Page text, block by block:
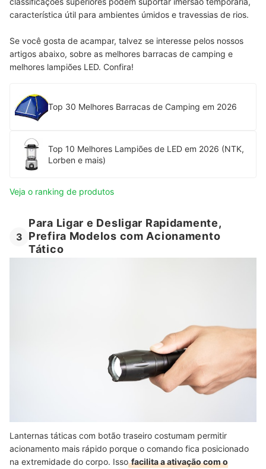
característica útil para ambientes úmidos e travessias de rios.
Se você gosta de acampar, talvez se interesse pelos nossos
artigos abaixo, sobre as melhores barracas de camping e
melhores lampiões LED. Confira!
Top 30 Melhores Barracas de Camping em 2026
Top 10 Melhores Lampiões de LED em 2026 (NTK,
Lorben e mais)
Veja o ranking de produtos
3
Para Ligar e Desligar Rapidamente,
Prefira Modelos com Acionamento
Tático
Lanternas táticas com botão traseiro costumam permitir
acionamento mais rápido porque o comando fica posicionado
na extremidade do corpo. Issofacilita a ativação com o